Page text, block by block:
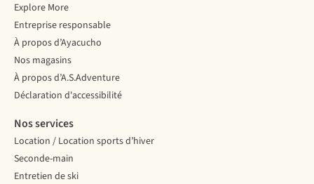
Explore More
Entreprise responsable
À propos d’Ayacucho
Nos magasins
À propos d’A.S.Adventure
Déclaration d'accessibilité
Nos services
Location / Location sports d’hiver
Seconde-main
Entretien de ski